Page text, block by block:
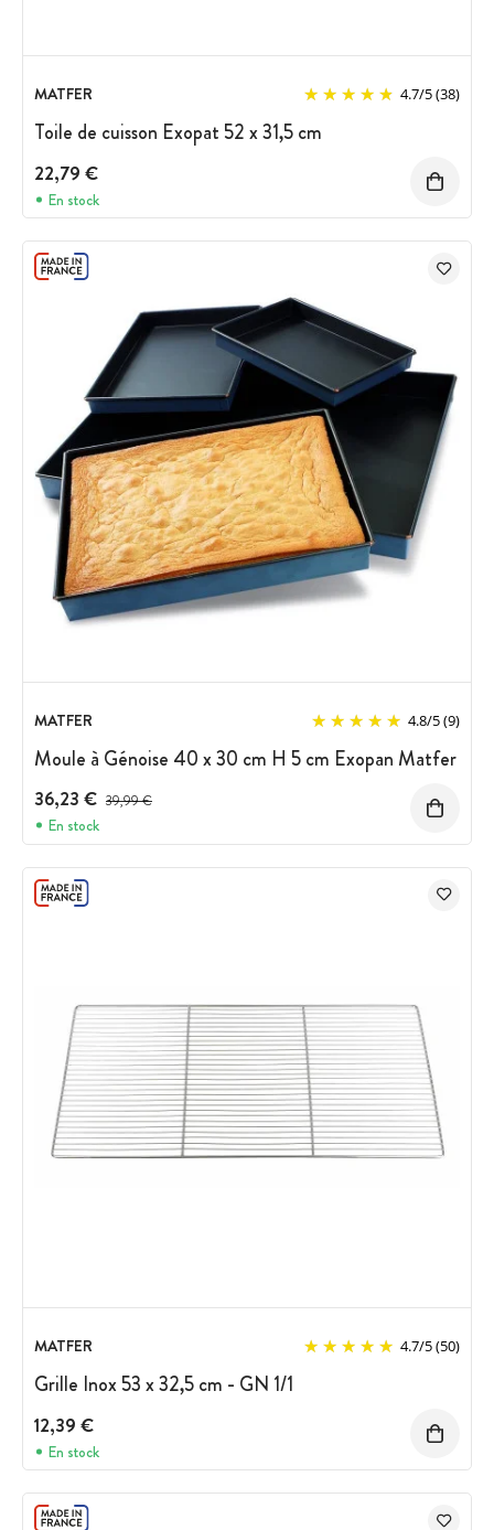
MATFER 4.7/5(38)
Toile de cuisson Exopat 52 x 31,5 cm
22,79 €
En stock
MATFER 4.8/5(9)
Moule à Génoise 40 x 30 cm H 5 cm Exopan Matfer
36,23 € Prix avant réduction :
39,99 €
En stock
MATFER 4.7/5(50)
Grille Inox 53 x 32,5 cm - GN 1/1
12,39 €
En stock